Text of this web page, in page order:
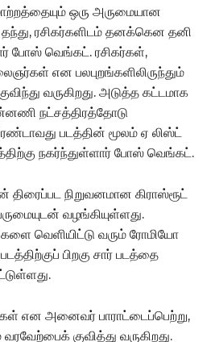
ஒரு அருமையான
ரசிகர்களிடம் தனக்கென தனி
போஸ் வெங்கட். ரசிகர்கள்,
என பலபுறங்களிலிருந்தும்
வருகிறது. அடுத்த கட்டமாக
நட்சத்திரத்தோடு
படத்தின் மூலம் ஏ லிஸ்ட்
நகர்ந்துள்ளார் போஸ் வெங்கட்.
திரைப்பட நிறுவனமான கிராஸ்ரூட்
வழங்கியுள்ளது.
வெளியிட்டு வரும் ரோமியோ
பிறகு சார் படத்தை
என அனைவர் பாராட்டைப்பெற்று,
குவித்து வருகிறது.